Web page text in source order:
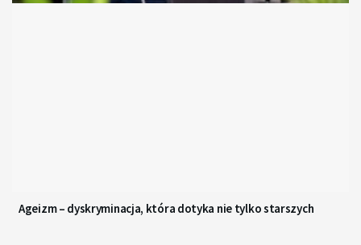
Ageizm – dyskryminacja, która dotyka nie tylko starszych